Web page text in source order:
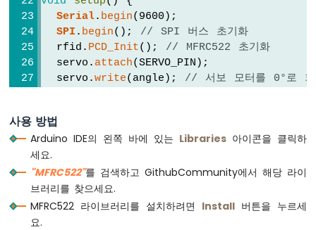
튼
릴
레
이
두
노
Serial. begin(9600);
SPI . begin(); // SPI 버스 초기화
  rfid.
PCD_Init(); // MFRC522 초기화
  servo.
attach(SERVO_PIN);
  servo.
write(angle); // 서보 모터를 0°로 회
}
void
if (rfid.PICC_IsNewCardPresent()) { // 새
if (rfid.
MFRC522:: PICC_Type piccType = rfid.
사용 방법
Arduino IDE의 왼쪽 바에 있는 Libraries아이콘을 클릭하
세요.
"MFRC522"를 검색하고 GithubCommunity에서 해당 라이
브러리를 찾으세요.
MFRC522 라이브러리를 설치하려면 Install버튼을 누르세
요.